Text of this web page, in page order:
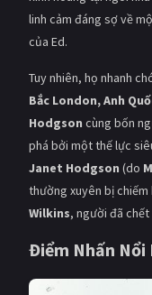
Ấn Độ
CẬP NHẬT
PHIM MỚI
PHIM LẺ
PHIM CHIẾU RẠP
TUYỂN TẬP PHIM
linh cảm đáng sợ về
của Ed.
Tuy nhiên, họ nhanh
Bắc London, Anh
Hodgson cùng bốn
phá bởi một thế lực
Janet Hodgson (do
thường xuyên bị
Wilkins, người đã
Điểm Nhấn Nổi